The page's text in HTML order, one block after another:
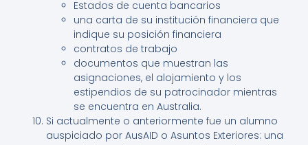
Estados de cuenta bancarios
una carta de su institución financiera que
indique su posición financiera
contratos de trabajo
documentos que muestran las
asignaciones, el alojamiento y los
estipendios de su patrocinador mientras
se encuentra en Australia.
Si actualmente o anteriormente fue un alumno
auspiciado por AusAID o Asuntos Exteriores: una